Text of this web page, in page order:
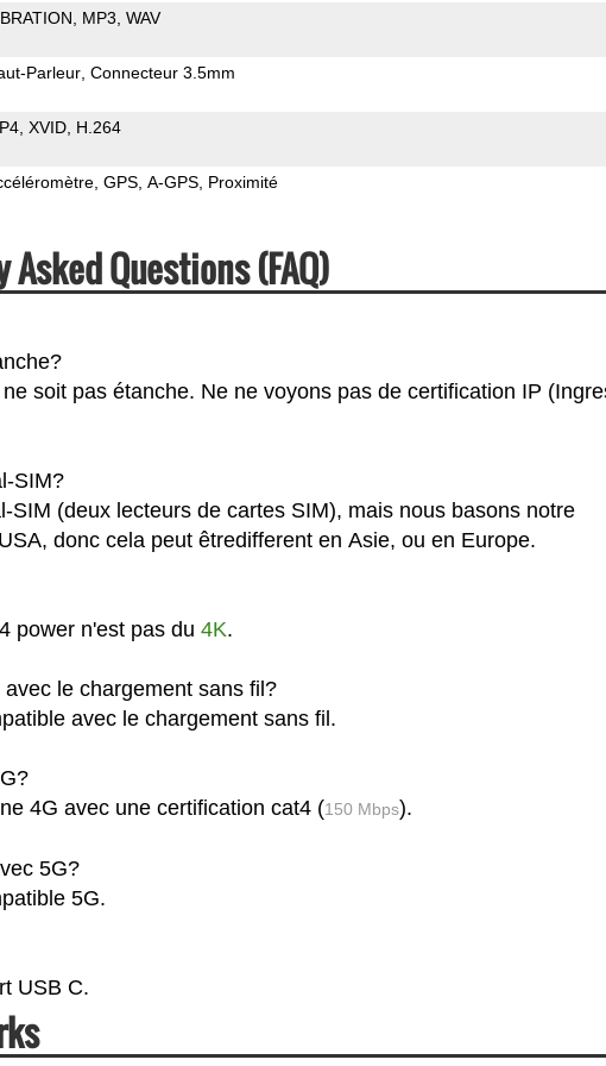
MP3 WAV
Parleur Connecteur 3.5mm
XVID H.264
GPS A-GPS Proximité
Questions (FAQ)
soit pas étanche. Ne ne voyons pas de certification IP
SIM?
SIM (deux lecteurs de cartes SIM), mais nous basons notre
donc cela peut êtredifferent en Asie, ou en Europe.
power n'est pas du 4K.
le chargement sans fil?
avec le chargement sans fil.
4G avec une certification cat4 (150 Mbps).
5G?
5G.
USB C.